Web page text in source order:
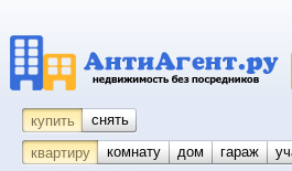
купить снять
квартиру
комнату койко-место
дом гараж